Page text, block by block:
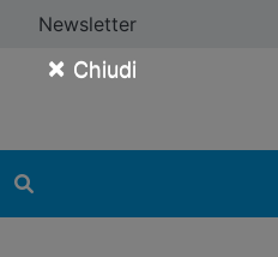
× Chiudi
Newsletter